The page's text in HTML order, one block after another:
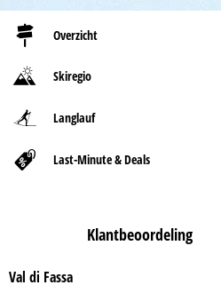
Overzicht
Skiregio
Langlauf
Last-Minute & Deals
Klantbeoordeling
Val di Fassa